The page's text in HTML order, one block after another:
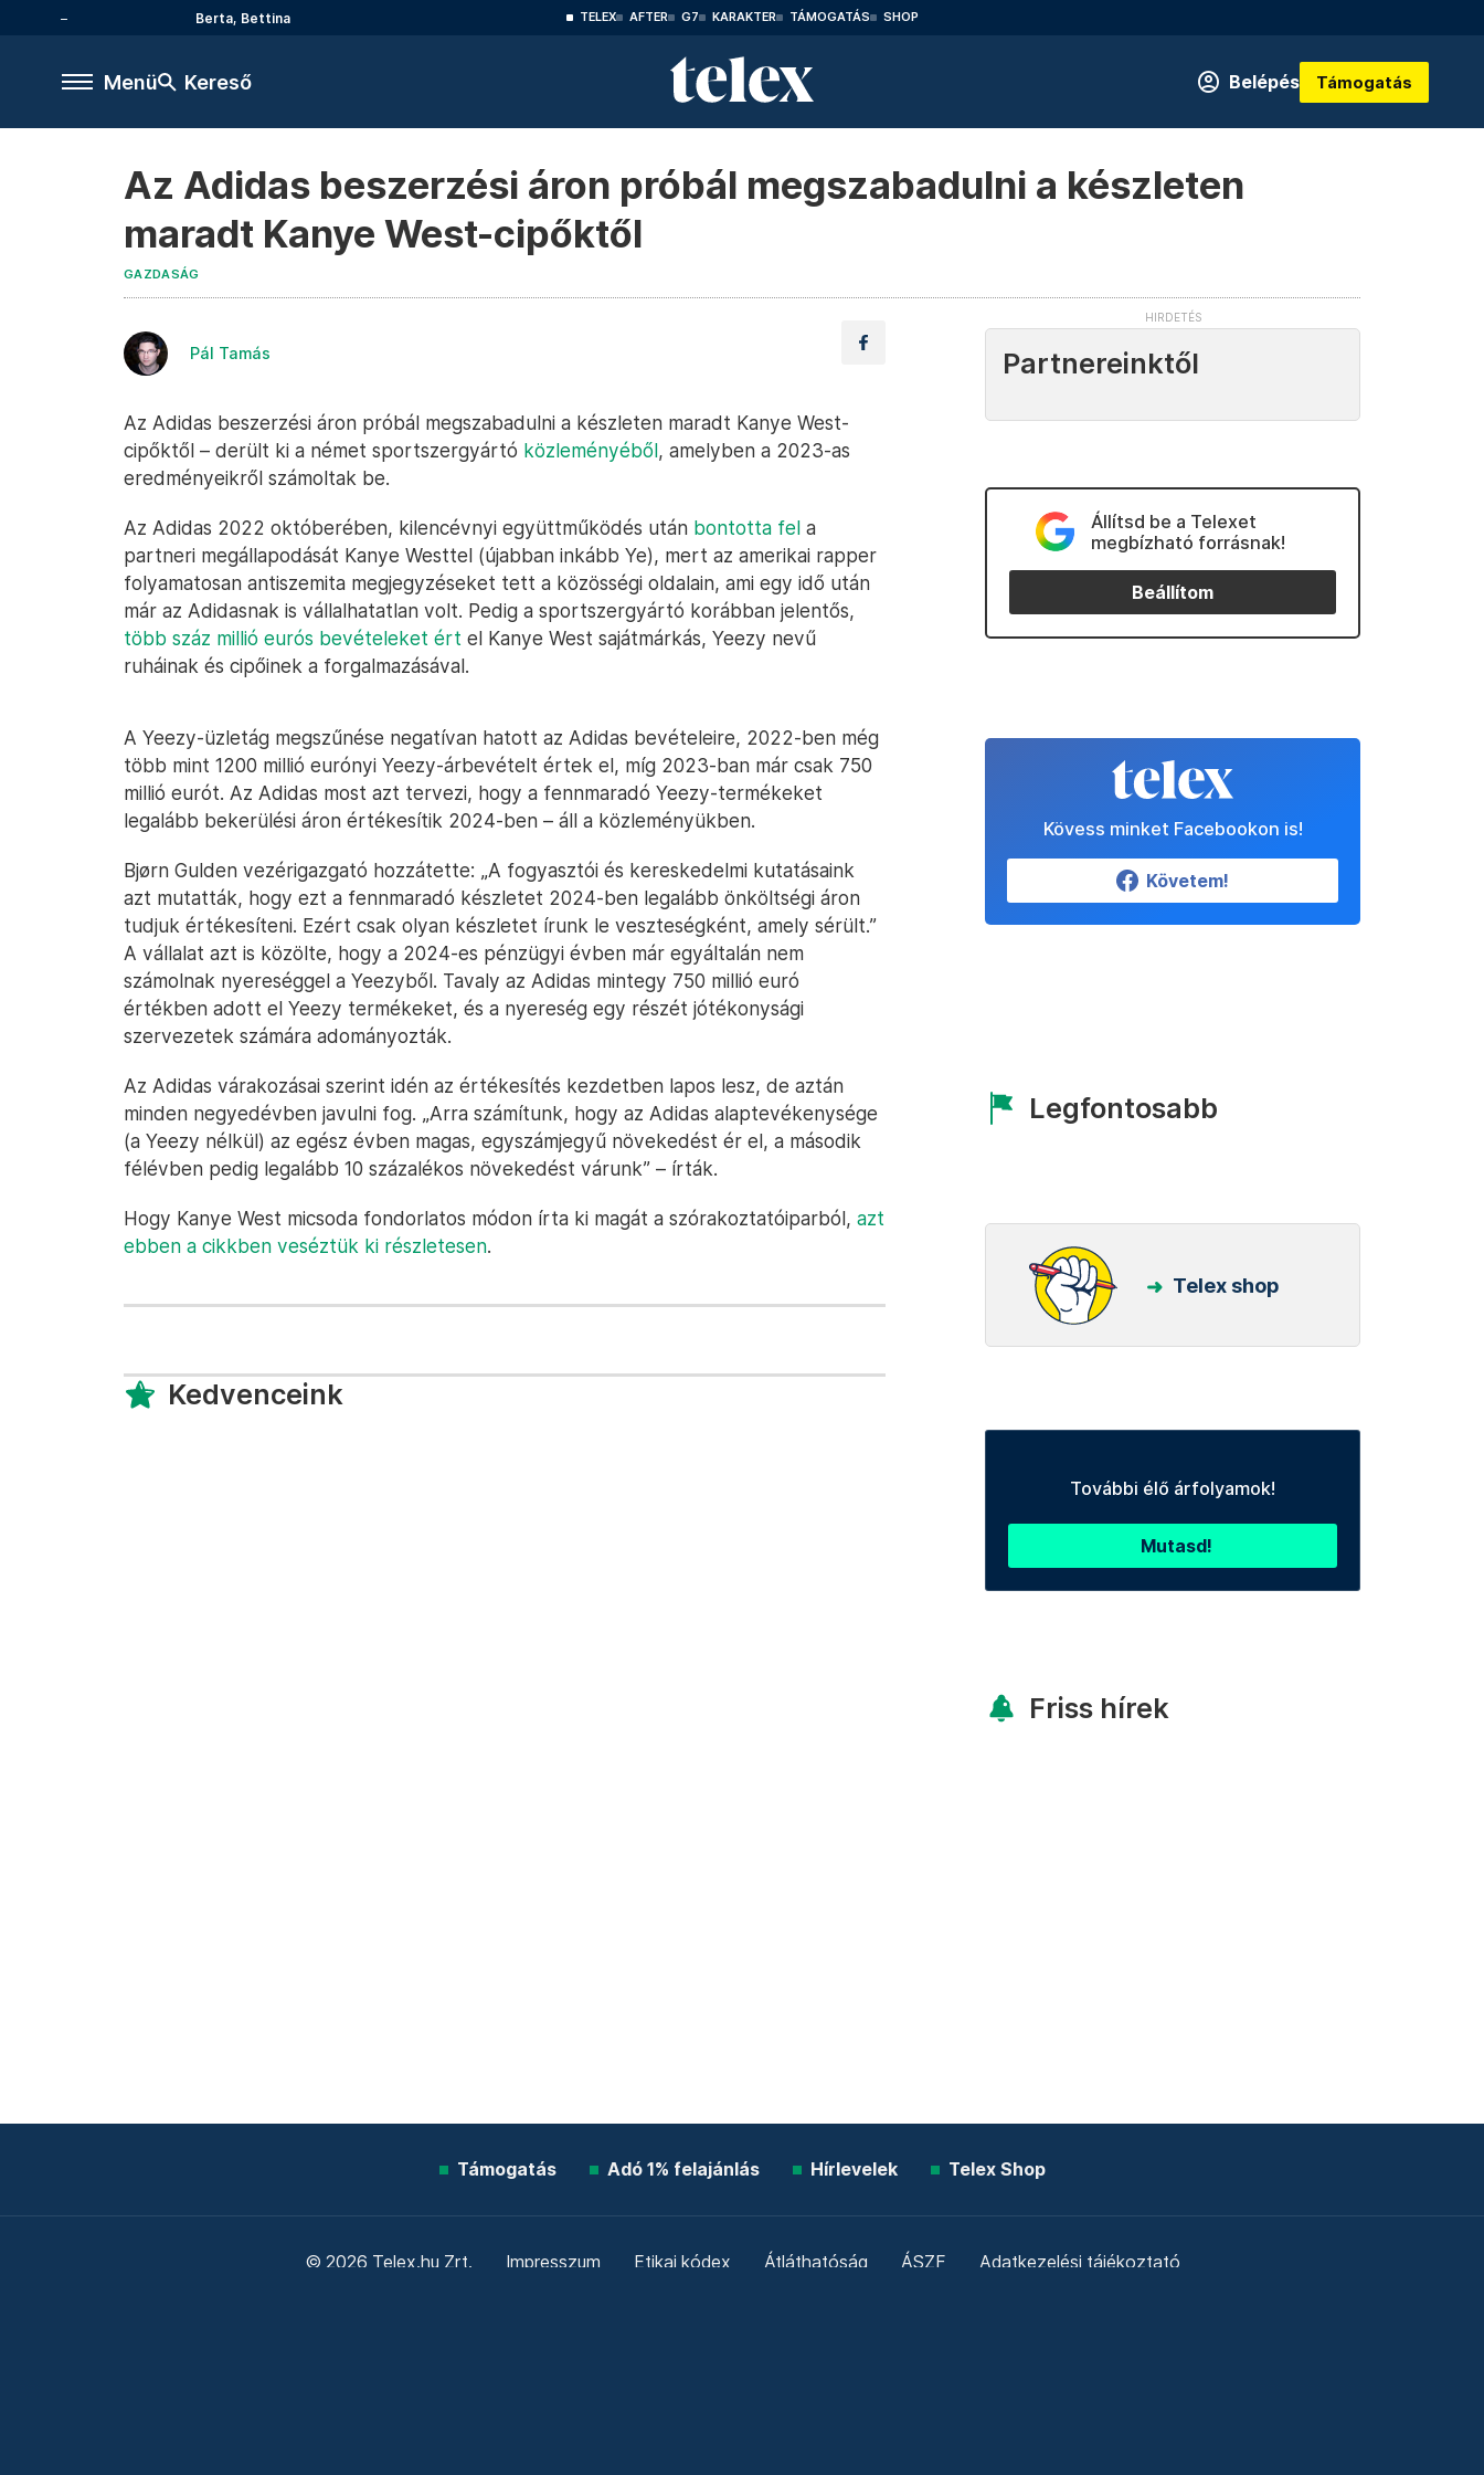
Berta, Bettina TELEX AFTER G7 KARAKTER TÁMOGATÁS SHOP
Menü Kereső Belépés Támogatás
Az Adidas beszerzési áron próbál megszabadulni a készleten
maradt Kanye West-cipőktől
GAZDASÁG
Pál Tamás
Az Adidas beszerzési áron próbál megszabadulni a készleten maradt Kanye West-
cipőktől – derült ki a német sportszergyártó közleményéből, amelyben a 2023-as
eredményeikről számoltak be.
Az Adidas 2022 októberében, kilencévnyi együttműködés után bontotta fel a
partneri megállapodását Kanye Westtel (újabban inkább Ye), mert az amerikai rapper
folyamatosan antiszemita megjegyzéseket tett a közösségi oldalain, ami egy idő után
már az Adidasnak is vállalhatatlan volt. Pedig a sportszergyártó korábban jelentős,
több száz millió eurós bevételeket ért el Kanye West sajátmárkás, Yeezy nevű
ruháinak és cipőinek a forgalmazásával.
A Yeezy-üzletág megszűnése negatívan hatott az Adidas bevételeire, 2022-ben még
több mint 1200 millió eurónyi Yeezy-árbevételt értek el, míg 2023-ban már csak 750
millió eurót. Az Adidas most azt tervezi, hogy a fennmaradó Yeezy-termékeket
legalább bekerülési áron értékesítik 2024-ben – áll a közleményükben.
Bjørn Gulden vezérigazgató hozzátette: „A fogyasztói és kereskedelmi kutatásaink
azt mutatták, hogy ezt a fennmaradó készletet 2024-ben legalább önköltségi áron
tudjuk értékesíteni. Ezért csak olyan készletet írunk le veszteségként, amely sérült.”
A vállalat azt is közölte, hogy a 2024-es pénzügyi évben már egyáltalán nem
számolnak nyereséggel a Yeezyből. Tavaly az Adidas mintegy 750 millió euró
értékben adott el Yeezy termékeket, és a nyereség egy részét jótékonysági
szervezetek számára adományozták.
Az Adidas várakozásai szerint idén az értékesítés kezdetben lapos lesz, de aztán
minden negyedévben javulni fog. „Arra számítunk, hogy az Adidas alaptevékenysége
(a Yeezy nélkül) az egész évben magas, egyszámjegyű növekedést ér el, a második
félévben pedig legalább 10 százalékos növekedést várunk” – írták.
Hogy Kanye West micsoda fondorlatos módon írta ki magát a szórakoztatóiparból, azt
ebben a cikkben veséztük ki részletesen.
Kedvenceink
Partnereinktől
Állítsd be a Telexet
megbízható forrásnak!
Beállítom
Kövess minket Facebookon is!
Követem!
Legfontosabb
Telex shop
További élő árfolyamok!
Mutasd!
Friss hírek
Támogatás Adó 1% felajánlás Hírlevelek Telex Shop
© 2026 Telex.hu Zrt. Impresszum Etikai kódex Átláthatóság ÁSZF Adatkezelési tájékoztató